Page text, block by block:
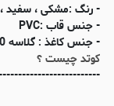
- رنگ :مشکی ، سفید ،
- جنس قاب :PVC
- جنس کاغذ : گلاسه 250 گرم و کوتد 170 گرم
کوتد چیست ؟